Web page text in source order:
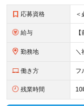
応募資格
給与
勤務地
働き方 フ
残業時間 10